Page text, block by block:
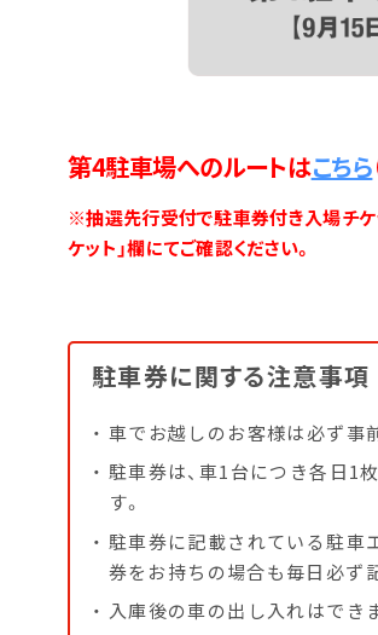
第4駐車場へのルートはこちら
※抽選先行受付で駐車券付き入場チケ
ケット」欄にてご確認ください。
駐車券に関する注意事項
車でお越しのお客様は必ず事
駐車券は、車1台につき各日1
す。
駐車券に記載されている駐車
券をお持ちの場合も毎日必ず
入庫後の車の出し入れはでき